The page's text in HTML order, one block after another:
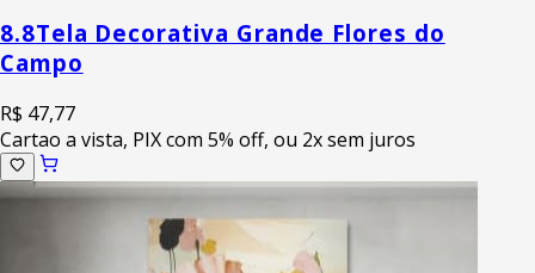
8.8Tela Decorativa Grande Flores do
Campo
R$ 47,77
Cartao a vista, PIX com 5% off, ou 2x sem juros